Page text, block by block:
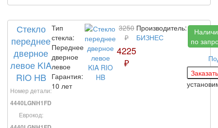
Стекло
переднее
дверное
левое KIA
RIO HB
Номер детали:
4440LGNH1FD
Еврокод:
Тип
стекла:
Переднее
дверное
левое
Гарантия:
10 лет
3250
₽
4225
₽
Производитель:
БИЗНЕС
по